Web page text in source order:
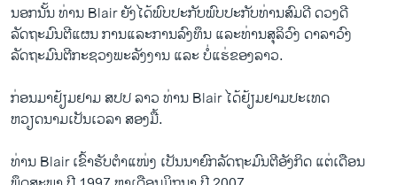
ນອກນັ້ນ ທ່ານ Blair ຍັງໄດ້ພົບປະກັບພົບປະກັບທ່ານສົມດີ ດວງດີ
ລັດຖະມົນຕີແຜນ ການແລະການລົງທຶນ ແລະທ່ານສຸລິວົງ ດາລາວົງ
ລັດຖະມົນຕີກະຊວງພະລັງງານ ແລະ ບໍ່ແຮ່ຂອງລາວ.
ກ່ອນມາຢ້ຽມຢາມ ສປປ ລາວ ທ່ານ Blair ໄດ້ຢ້ຽມຢາມປະເທດ
ຫວຽດນາມເປັນເວລາ ສອງມື້.
ທ່ານ Blair ເຂົ້າຮັບຕຳແໜ່ງ ເປັນນາຍົກລັດຖະມົນຕີອັງກິດ ແຕ່ເດືອນ